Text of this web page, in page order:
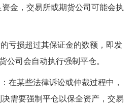
金，交易所或期货公司可能会执
亏损超过其保证金的数额，即发
公司会自动执行强制平仓。
在某些法律诉讼或仲裁过程中，
需要强制平仓以保全资产，交易